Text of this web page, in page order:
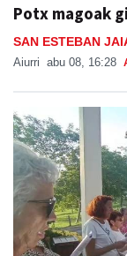
Potx magoak
SAN ESTEBAN
Aiurri abu 08, 16:28